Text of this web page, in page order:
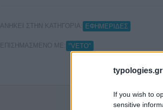
If you wish to
sensitive
ΑΝΗΚΕΙ ΣΤΗΝ ΚΑΤΗΓΟΡΙΑ: ΕΦΗΜΕΡΙΔΕΣ
ΕΠΙΣΗΜΑΣΜΕΝΟ ΜΕ: "VETO"